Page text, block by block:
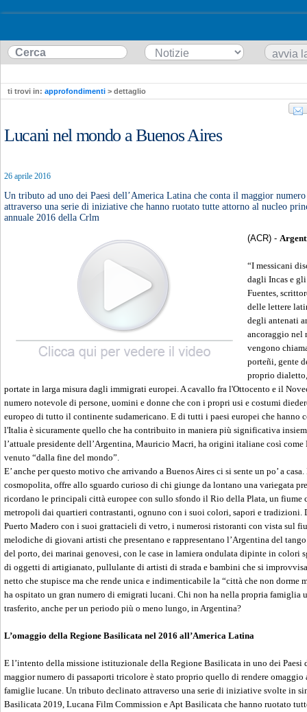
ti trovi in: approfondimenti > dettaglio
Lucani nel mondo a Buenos Aires
26 aprile 2016
Un tributo ad uno dei Paesi dell’America Latina che conta il maggior
attraverso una serie di iniziative che hanno ruotato tutte attorno al nucleo
annuale 2016 della Crlm
(ACR) -
“I messicani
dagli Incas e
Fuentes,
delle lettere
degli antenati
ancoraggio nel
vengono
porteñi, gente
proprio
portate in larga misura dagli immigrati europei. A cavallo fra l'Ottocento e il
numero notevole di persone, uomini e donne che con i propri usi e costumi
europeo di tutto il continente sudamericano. E di tutti i paesi europei che hanno
l'Italia è sicuramente quello che ha contribuito in maniera più significativa
l’attuale presidente dell’Argentina, Mauricio Macri, ha origini italiane così
venuto “dalla fine del mondo”.
E’ anche per questo motivo che arrivando a Buenos Aires ci si sente un po’ a
cosmopolita, offre allo sguardo curioso di chi giunge da lontano una variegata
ricordano le principali città europee con sullo sfondo il Rio della Plata, un fiume
metropoli dai quartieri contrastanti, ognuno con i suoi colori, sapori e tradizioni.
Puerto Madero con i suoi grattacieli di vetro, i numerosi ristoranti con vista sul
melodiche di giovani artisti che presentano e rappresentano l’Argentina del
del porto, dei marinai genovesi, con le case in lamiera ondulata dipinte in colori
di oggetti di artigianato, pullulante di artisti di strada e bambini che si
netto che stupisce ma che rende unica e indimenticabile la “città che non dorme
ha ospitato un gran numero di emigrati lucani. Chi non ha nella propria famiglia
trasferito, anche per un periodo più o meno lungo, in Argentina?
L’omaggio della Regione Basilicata nel 2016 all’America Latina
E l’intento della missione istituzionale della Regione Basilicata in uno dei Paesi
maggior numero di passaporti tricolore è stato proprio quello di rendere omaggio
famiglie lucane. Un tributo declinato attraverso una serie di iniziative svolte in
Basilicata 2019, Lucana Film Commission e Apt Basilicata che hanno ruotato